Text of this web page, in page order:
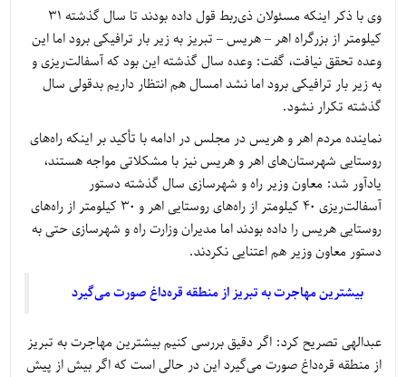
وی با ذکر اینکه مسئولان ذی‌ربط قول داده بودند تا سال گذشته 31
کیلومتر از بزرگراه اهر – هریس – تبریز به زیر بار ترافیکی برود اما این
وعده تحقق نیافت، گفت: وعده سال گذشته این بود که آسفالت‌ریزی و
به زیر بار ترافیکی برود اما نشد امسال هم انتظار داریم بدقولی سال
گذشته تکرار نشود.
نماینده مردم اهر و هریس در مجلس در ادامه با تأکید بر اینکه راه‌های
روستایی شهرستان‌های اهر و هریس نیز با مشکلاتی مواجه هستند،
یادآور شد: معاون وزیر راه و شهرسازی سال گذشته دستور
آسفالت‌ریزی 40 کیلومتر از راه‌های روستایی اهر و 30 کیلومتر از راه‌های
روستایی هریس را داده بودند اما مدیران وزارت راه و شهرسازی حتی به
دستور معاون وزیر هم اعتنایی نکردند.
‌بیشترین مهاجرت به تبریز از منطقه قره‌داغ صورت می‌گیرد
عبدالهی تصریح کرد: اگر دقیق بررسی کنیم بیشترین مهاجرت به تبریز
از منطقه قره‌داغ صورت می‌گیرد این در حالی است که اگر بیش از پیش